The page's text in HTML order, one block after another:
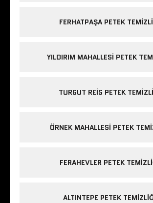
FERHATPAŞA PETEK
YILDIRIM MAHALLESI PETEK
TURGUT REIS PETEK
ÖRNEK MAHALLESI PETEK
FERAHEVLER PETEK
ALTINTEPE PETEK